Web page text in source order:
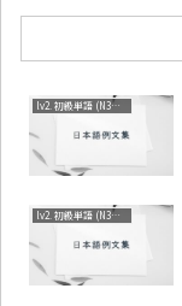
lv2. 初級単語 (N3～N4)
lv2. 初級単語 (N3～N4)